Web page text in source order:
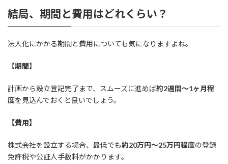
結局、期間と費用はどれくらい？
法人化にかかる期間と費用についても気になりますよね。
【期間】
計画から設立登記完了まで、スムーズに進めば約2週間～1ヶ月程
度を見込んでおくと良いでしょう。
【費用】
株式会社を設立する場合、最低でも約20万円～25万円程度の登録
免許税や公証人手数料がかかります。